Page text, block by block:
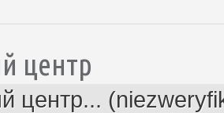
центр
центр...